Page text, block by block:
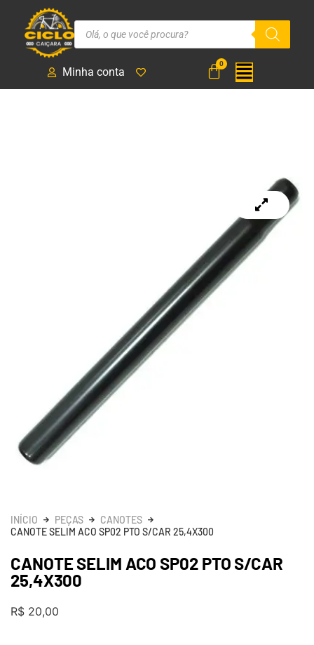
Minha conta
INÍCIO PEÇAS
CANOTES
CANOTE SELIM ACO SP02 PTO S/CAR 25,4X300
CANOTE SELIM ACO SP02 PTO S/CAR
25,4X300
R$ 20,00